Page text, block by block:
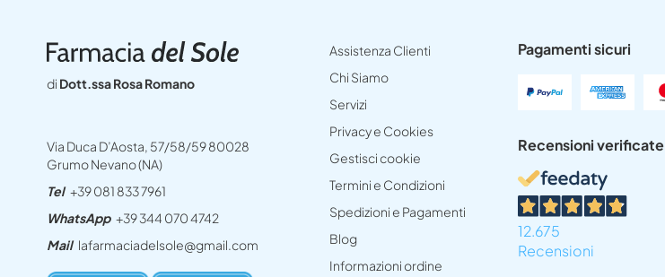
di Dott.ssa Rosa Romano
Via Duca D’Aosta, 57/58/59 80028
Grumo Nevano (NA)
Tel +39 081 833 7961
WhatsApp +39 344 070 4742
Mail lafarmaciadelsole@gmail.com
Assistenza Clienti
Chi Siamo
Servizi
Privacy e Cookies
Gestisci cookie
Termini e Condizioni
Spedizioni e Pagamenti
Blog
Informazioni ordine
Pagamenti sicuri
Recensioni verificate
12.675
Recensioni